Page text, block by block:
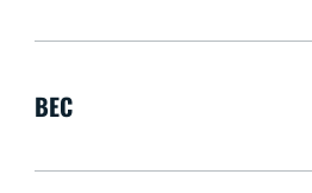
BEC